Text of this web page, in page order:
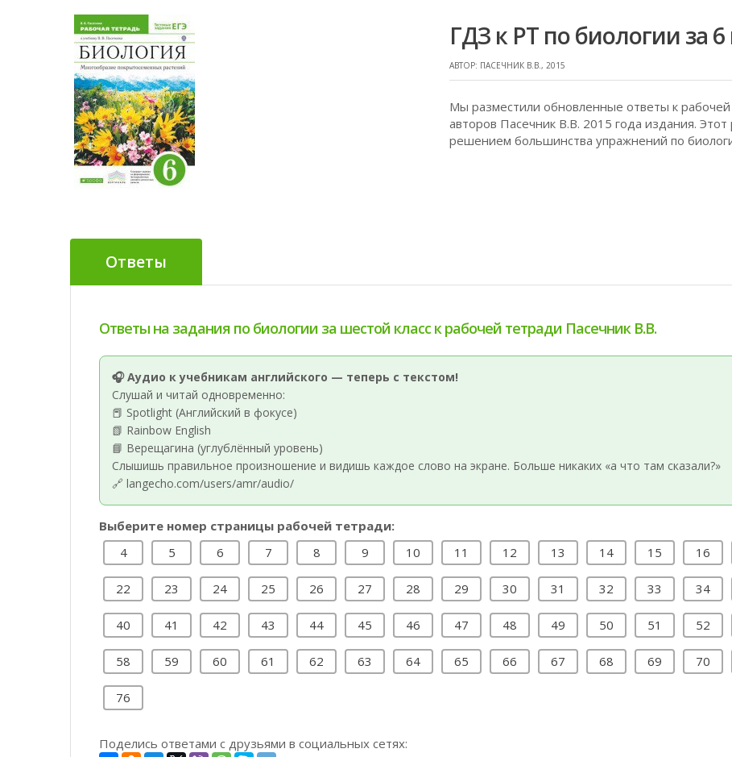
ГДЗ к РТ по биологии за 6
АВТОР: ПАСЕЧНИК В.В., 2015
Мы разместили обновленные ответы к
авторов Пасечник В.В. 2015 года издания.
решением большинства упражнений по
Ответы
Ответы на задания по биологии за шестой класс к рабочей тетради Пасечник В.В.
🎧 Аудио к учебникам английского — теперь с текстом!
Слушай и читай одновременно:
📕 Spotlight (Английский в фокусе)
📗 Rainbow English
📘 Верещагина (углублённый уровень)
Слышишь правильное произношение и видишь каждое слово на экране. Больше никаких «а что там сказали?»
🔗 langecho.com/users/amr/audio/
Выберите номер страницы рабочей тетради:
4
5 6 7 8 9 10 11 12 13 14 15 16
22 23 24 25 26 27 28 29 30 31 32 33 34
40 41 42 43 44 45 46 47 48 49 50 51 52
58 59 60 61 62 63 64 65 66 67 68 69 70
76
Поделись ответами с друзьями в социальных сетях: